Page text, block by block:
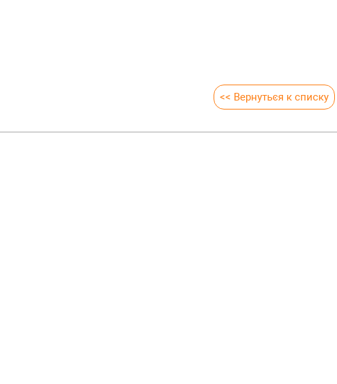
<< Вернуться к списку